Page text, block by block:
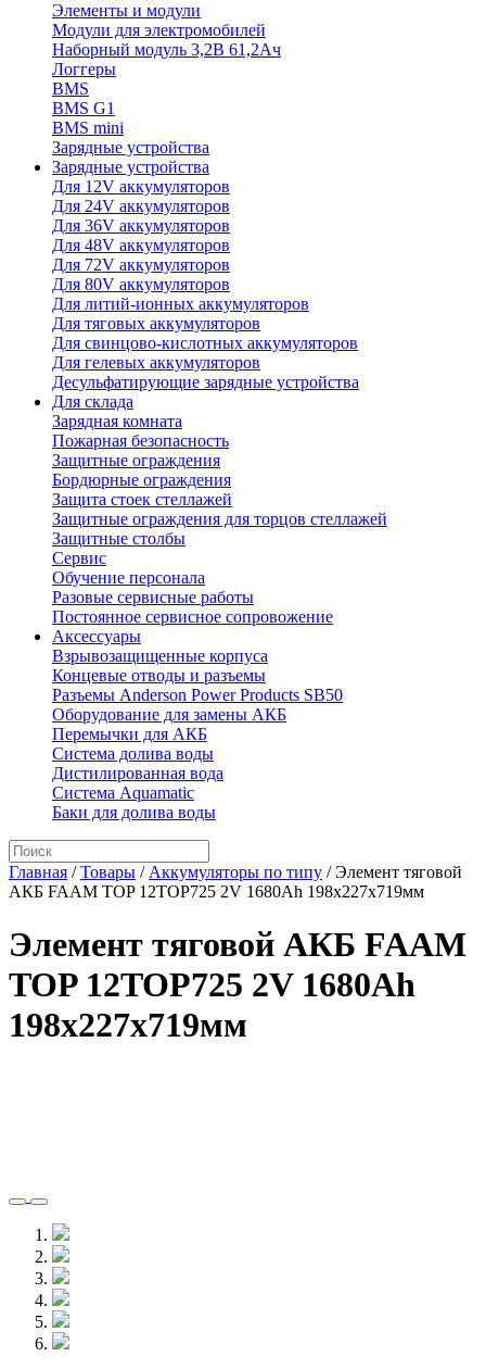
Элементы и модули
Модули для электромобилей
Наборный модуль 3,2В 61,2Ач
Логгеры
BMS
BMS G1
BMS mini
Зарядные устройства
Зарядные устройства
Для 12V аккумуляторов
Для 24V аккумуляторов
Для 36V аккумуляторов
Для 48V аккумуляторов
Для 72V аккумуляторов
Для 80V аккумуляторов
Для литий-ионных аккумуляторов
Для тяговых аккумуляторов
Для свинцово-кислотных аккумуляторов
Для гелевых аккумуляторов
Десульфатирующие зарядные устройства
Для склада
Зарядная комната
Пожарная безопасность
Защитные ограждения
Бордюрные ограждения
Защита стоек стеллажей
Защитные ограждения для торцов стеллажей
Защитные столбы
Сервис
Обучение персонала
Разовые сервисные работы
Постоянное сервисное сопровожение
Аксессуары
Взрывозащищенные корпуса
Концевые отводы и разъемы
Разъемы Anderson Power Products SB50
Оборудование для замены АКБ
Перемычки для АКБ
Система долива воды
Дистилированная вода
Система Aquamatic
Баки для долива воды
Главная /Товары / Аккумуляторы по типу /Элемент тяговой
АКБ FAAM TOP 12TOP725 2V 1680Ah 198x227x719мм
Элемент тяговой АКБ FAAM
TOP 12TOP725 2V 1680Ah
198x227x719мм